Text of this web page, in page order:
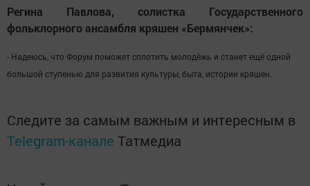
Регина Павлова, солистка Государственного
фольклорного ансамбля кряшен «Бермянчек»:
- Надеюсь, что Форум поможет сплотить молодёжь и станет ещё одной
большой ступенью для развития культуры, быта, истории кряшен.
Следите за самым важным и интересным в
Telegram-канале Татмедиа